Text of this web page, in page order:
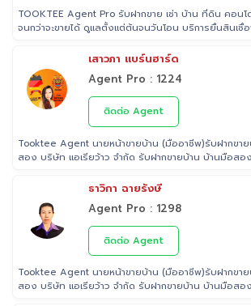
TOOKTEE Agent Pro รับฝากขาย เช่า บ้าน ที่ดิน คอน
จนกว่าจะขายได้ ดูแลตั้งแต่ต้นจนวันโอน บริการยื่นสินเชื่
เสาวภา แบร์นฮาร์ด
Agent Pro : 1224
ติดต่อ Agent
Tooktee Agent นายหน้าขายบ้าน (มืออาชีพ)รับฝากขา
สอง บริษัท แอเรียว้าว จำกัด รับฝากขายบ้าน บ้านมือสอง
ตั้งแต่การประเมินราคา ถ่ายรูป/ทำการตลาด/โฆษณาผ่าน
ขายที่ดิน และอสังหาริมทรัพย์ทุกประเภทได้ โดยทีมงานมื
ท่าน ที่มีประสบการณ์ด้านอสังหาริมทรัพย์ มากกว่า 25 ปี ครอบคลุมทั่วพื้นที่
กรุงเทพฯ ปริมณฑล โดยมีพันธมิตรธนาคารหลายแห่ง และทีมนิติกรรมของ
กรมที่ดินทุกพื้นที่ ไร้กังวลเรื่องการโอนกรรมสิทธิ์
ธาวิกา ฉายรังษี
Agent Pro : 1298
ติดต่อ Agent
Tooktee Agent นายหน้าขายบ้าน (มืออาชีพ)รับฝากขา
สอง บริษัท แอเรียว้าว จำกัด รับฝากขายบ้าน บ้านมือสอง